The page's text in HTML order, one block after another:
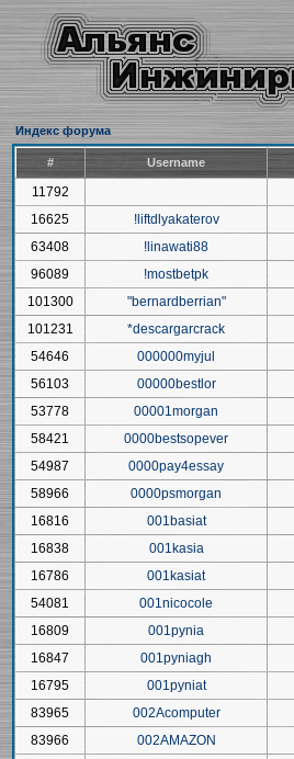
Индекс форума
# Username
11792
16625
!liftdlyakaterov
63408
!linawati88
96089
!mostbetpk
101300
"bernardberrian"
101231
*descargarcrack
54646
000000myjul
56103
00000bestlor
53778
00001morgan
58421
0000bestsopever
54987
0000pay4essay
58966
0000psmorgan
16816
001basiat
16838
001kasia
16786
001kasiat
54081
001nicocole
16809
001pynia
16847
001pyniagh
16795
001pyniat
83965
002Acomputer
83966
002AMAZON